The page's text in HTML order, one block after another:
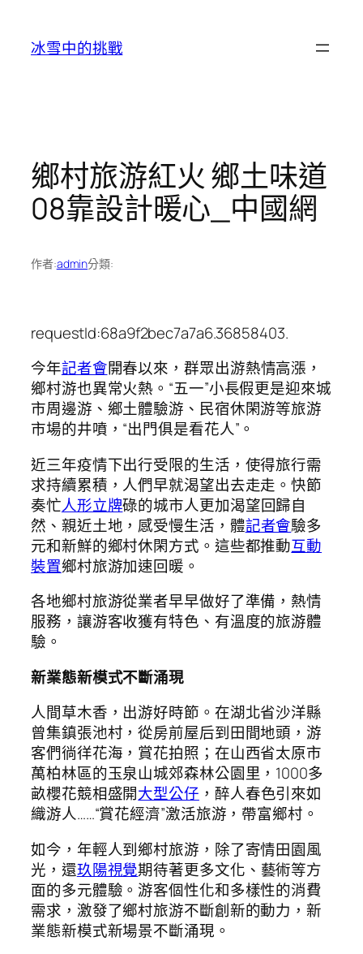
冰雪中的挑戰
鄉村旅游紅火 鄉土味道
08靠設計暖心_中國網
作者:admin分類:
requestId:68a9f2bec7a7a6.36858403.
今年記者會開春以來，群眾出游熱情高漲，
鄉村游也異常火熱。“五一”小長假更是迎來城
市周邊游、鄉土體驗游、民宿休閑游等旅游
市場的井噴，“出門俱是看花人”。
近三年疫情下出行受限的生活，使得旅行需
求持續累積，人們早就渴望出去走走。快節
奏忙人形立牌碌的城市人更加渴望回歸自
然、親近土地，感受慢生活，體記者會驗多
元和新鮮的鄉村休閑方式。這些都推動互動
裝置鄉村旅游加速回暖。
各地鄉村旅游從業者早早做好了準備，熱情
服務，讓游客收獲有特色、有溫度的旅游體
驗。
新業態新模式不斷涌現
人間草木香，出游好時節。在湖北省沙洋縣
曾集鎮張池村，從房前屋后到田間地頭，游
客們徜徉花海，賞花拍照；在山西省太原市
萬柏林區的玉泉山城郊森林公園里，1000多
畝櫻花競相盛開大型公仔 ，醉人春色引來如
織游人……“賞花經濟”激活旅游，帶富鄉村。
如今，年輕人到鄉村旅游，除了寄情田園風
光，還玖陽視覺期待著更多文化、藝術等方
面的多元體驗。游客個性化和多樣性的消費
需求，激發了鄉村旅游不斷創新的動力，新
業態新模式新場景不斷涌現。